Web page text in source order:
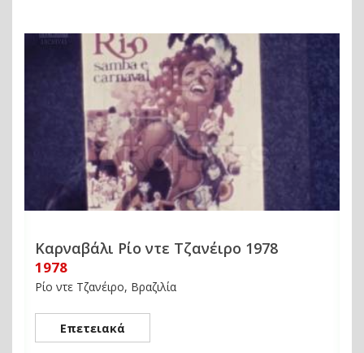
Καρναβάλι Ρίο ντε Τζανέιρο 1978
1978
Ρίο ντε Τζανέιρο, Βραζιλία
Επετειακά